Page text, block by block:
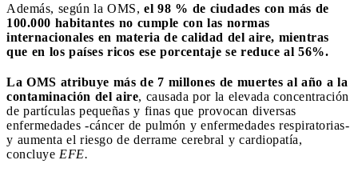
Además, según la OMS, el 98 % de ciudades con más de
100.000 habitantes no cumple con las normas
internacionales en materia de calidad del aire, mientras
que en los países ricos ese porcentaje se reduce al 56%.
La OMS atribuye más de 7 millones de muertes al año a la
contaminación del aire, causada por la elevada concentración
de partículas pequeñas y finas que provocan diversas
enfermedades -cáncer de pulmón y enfermedades respiratorias-
y aumenta el riesgo de derrame cerebral y cardiopatía,
concluye EFE.